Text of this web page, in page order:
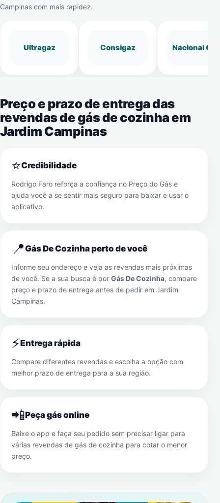
Campinas com mais rapidez.
Ultragaz Consigaz Nacional Gás
Preço e prazo de entrega das
revendas de gás de cozinha em
Jardim Campinas
⭐Credibilidade
Rodrigo Faro reforça a confiança no Preço do Gás e
ajuda você a se sentir mais seguro para baixar e usar o
aplicativo.
📍Gás De Cozinha perto de você
Informe seu endereço e veja as revendas mais próximas
de você. Se a sua busca é por Gás De Cozinha, compare
preço e prazo de entrega antes de pedir em Jardim
Campinas.
⚡Entrega rápida
Compare diferentes revendas e escolha a opção com
melhor prazo de entrega para a sua região.
📲Peça gás online
Baixe o app e faça seu pedido sem precisar ligar para
várias revendas de gás de cozinha para cotar o menor
preço.